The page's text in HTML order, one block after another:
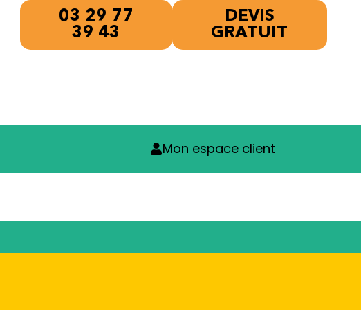
03 29 77
39 43
DEVIS
GRATUIT
Mon espace client